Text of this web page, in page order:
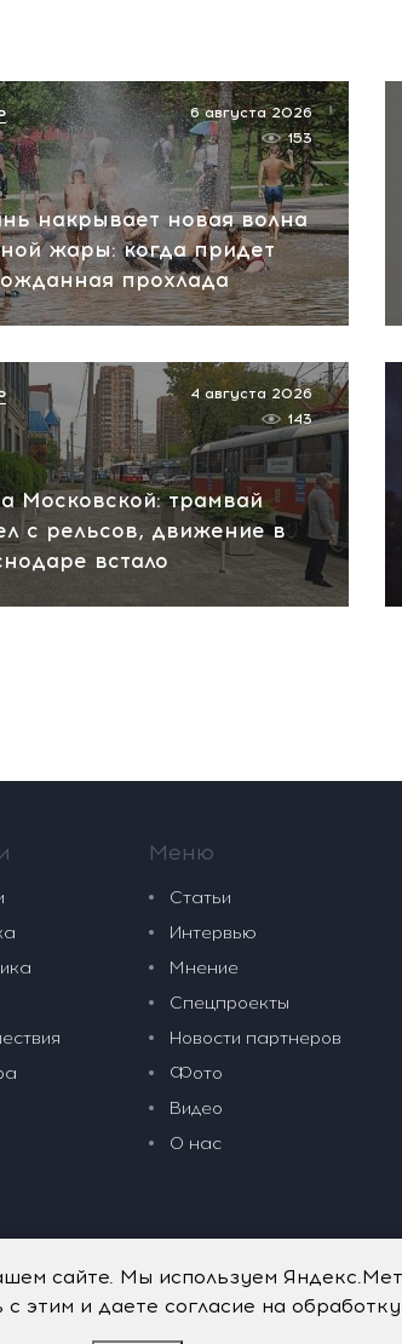
накрывает новая волна
жары: когда придет
прохлада
6 августа 2026
153
Московской: трамвай
с рельсов, движение в
встало
4 августа 2026
143
Меню
Статьи
Интервью
Мнение
Спецпроекты
Новости партнеров
Фото
Видео
О нас
сайте. Мы используем
этим и даете согласие на